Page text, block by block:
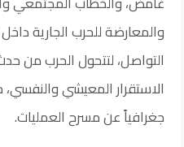
والمعارضة للحرب الجارية
التواصل، لتتحول الحرب من
الاستقرار المعيشي
جغرافياً عن مسرح العمليات.